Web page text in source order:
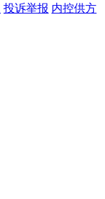
投诉举报 内控供方